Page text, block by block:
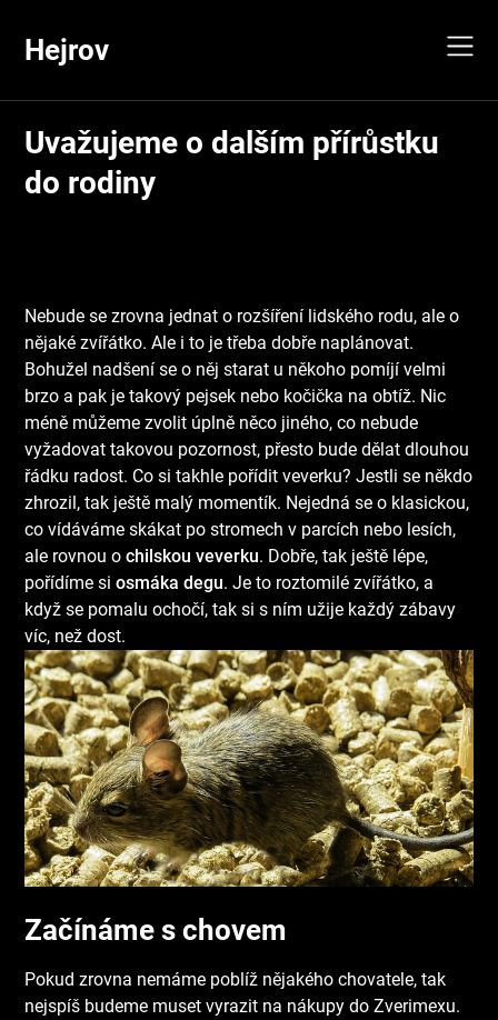
content
Hejrov
Uvažujeme o dalším přírůstku
do rodiny
Nebude se zrovna jednat o rozšíření lidského rodu, ale o
nějaké zvířátko. Ale i to je třeba dobře naplánovat.
Bohužel nadšení se o něj starat u někoho pomíjí velmi
brzo a pak je takový pejsek nebo kočička na obtíž. Nic
méně můžeme zvolit úplně něco jiného, co nebude
vyžadovat takovou pozornost, přesto bude dělat dlouhou
řádku radost. Co si takhle pořídit veverku? Jestli se někdo
zhrozil, tak ještě malý momentík. Nejedná se o klasickou,
co vídáváme skákat po stromech v parcích nebo lesích,
ale rovnou ochilskou veverku. Dobře, tak ještě lépe,
pořídíme siosmáka degu. Je to roztomilé zvířátko, a
když se pomalu ochočí, tak si s ním užije každý zábavy
víc, než dost.
Začínáme s chovem
Pokud zrovna nemáme poblíž nějakého chovatele, tak
nejspíš budeme muset vyrazit na nákupy do Zverimexu.